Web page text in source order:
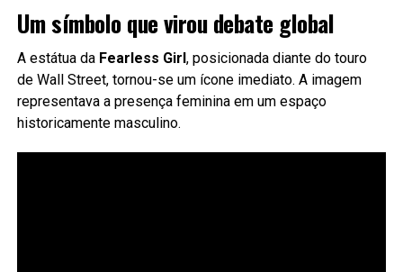
Um símbolo que virou debate global
A estátua da Fearless Girl, posicionada diante do touro
de Wall Street, tornou-se um ícone imediato. A imagem
representava a presença feminina em um espaço
historicamente masculino.